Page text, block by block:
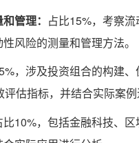
管理‌： 占比15%，考察
风险的测量和管理方法‌。
，涉及投资组合的构建
评估指标，并结合实际案例
比10%，包括金融科技、